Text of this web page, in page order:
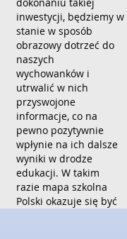
inwestycji, będziemy w
stanie w sposób
obrazowy dotrzeć do
naszych
wychowanków i
utrwalić w nich
przyswojone
informacje, co na
pewno pozytywnie
wpłynie na ich dalsze
wyniki w drodze
edukacji. W takim
razie mapa szkolna
Polski okazuje się być